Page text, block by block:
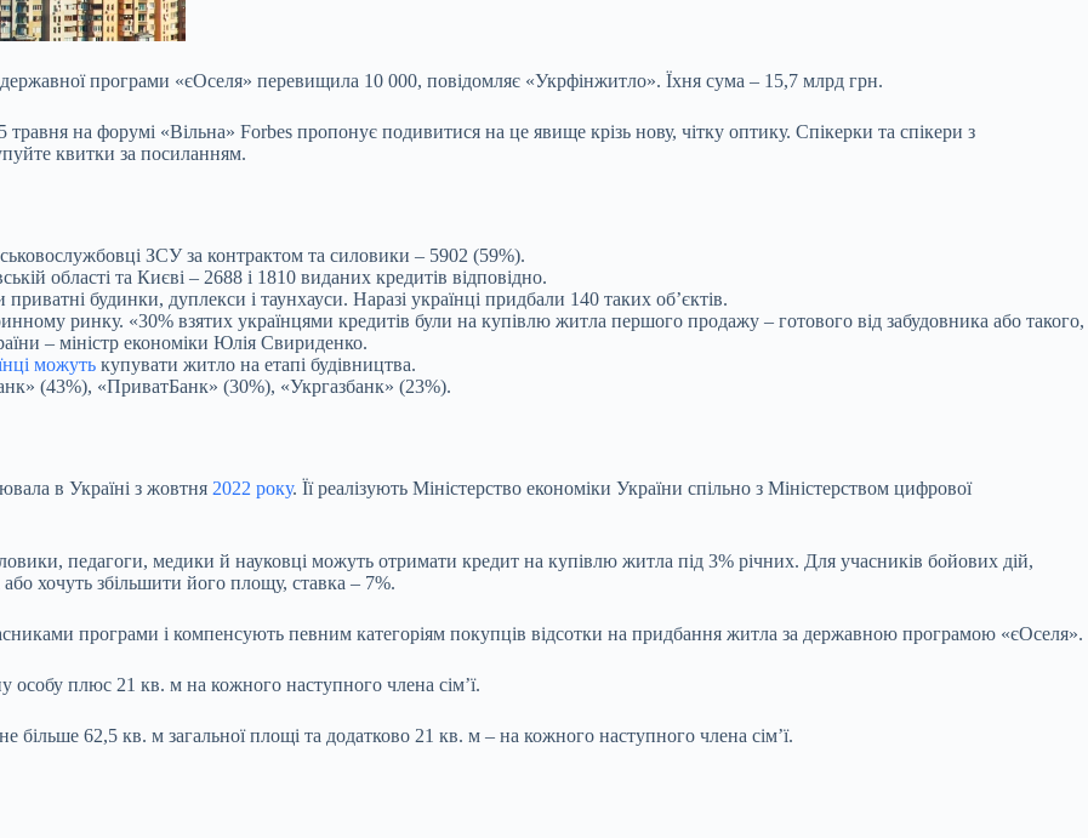
державної програми «єОселя» перевищила 10 000, повідомляє «Укрфінжитло». Їхня сума – 15,7 млрд грн.
на форумі «Вільна» Forbes пропонує подивитися на це явище крізь нову, чітку оптику. Спікерки та спікери з
квитки за посиланням.
ЗСУ за контрактом та силовики – 5902 (59%).
області та Києві – 2688 і 1810 виданих кредитів відповідно.
будинки, дуплекси і таунхауси. Наразі українці придбали 140 таких об’єктів.
ринку. «30% взятих українцями кредитів були на купівлю житла першого продажу – готового від забудовника або такого,
– міністр економіки Юлія Свириденко.
можуть купувати житло на етапі будівництва.
(43%), «ПриватБанк» (30%), «Укргазбанк» (23%).
в Україні з жовтня 2022 року. Її реалізують Міністерство економіки України спільно з Міністерством цифрової
педагоги, медики й науковці можуть отримати кредит на купівлю житла під 3% річних. Для учасників бойових дій,
хочуть збільшити його площу, ставка – 7%.
програми і компенсують певним категоріям покупців відсотки на придбання житла за державною програмою «єОселя».
плюс 21 кв. м на кожного наступного члена сім’ї.
більше 62,5 кв. м загальної площі та додатково 21 кв. м – на кожного наступного члена сім’ї.